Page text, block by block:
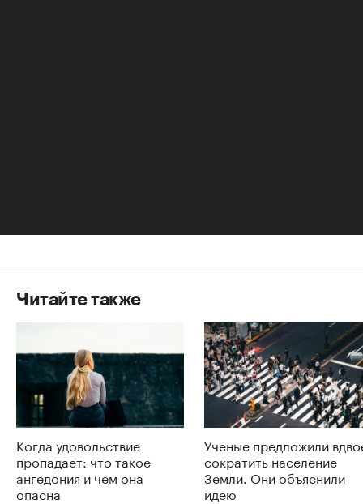
Читайте также
Когда удовольствие
пропадает: что такое
ангедония и чем она
опасна
Ученые предложили
сократить население
Земли. Они объяснили
идею